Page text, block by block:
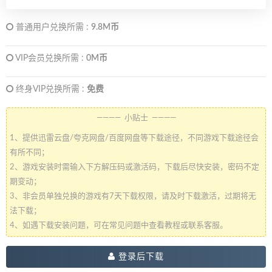
普通用户兑换所需 : 9.8M币
VIP会员兑换所需 : 0M币
终身VIP兑换所需 : 免费
———— 小贴士 ————
1、提供迅雷云盘/夸克网盘/百度网盘等下载途径，不同游戏下载途径会
有所不同；
2、游戏安装时需输入下方解压码或激活码，下载后尽快安装，密码不定
期变动；
3、非会员单独兑换的游戏有7天下载权限，请及时下载激活，过期将无
法下载；
4、如遇下载安装问题，可在常见问题中查看教程或联系客服。
登录后下载